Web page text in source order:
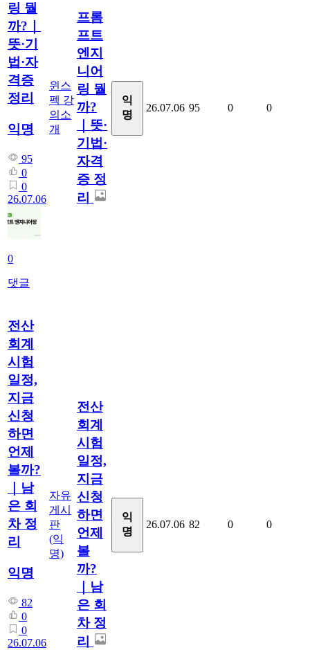
링 뭘
까?｜
뜻·기
법·자
격증
정리
익명
95
0
0
26.07.06
0
댓글
윈스
펙 강
의소
개
프롬
프트
엔지
니어
링 뭘
까?
｜뜻·
기법·
자격
증 정
리
익
명
26.07.06 95 0 0
전산
회계
시험
일정,
지금
신청
하면
언제
볼까?
｜남
은 회
차 정
리
익명
82
0
0
26.07.06
자유
게시
판
(익
명)
전산
회계
시험
일정,
지금
신청
하면
언제
볼
까?
｜남
은 회
차 정
리
익
명
26.07.06 82 0 0